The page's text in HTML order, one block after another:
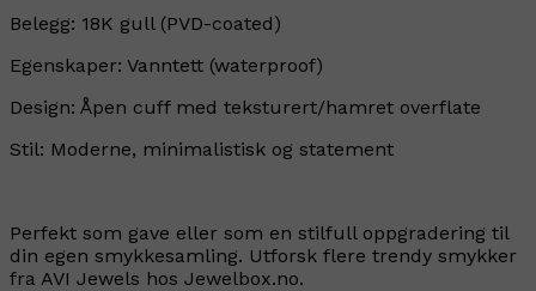
Belegg: 18K gull (PVD-coated)
Egenskaper: Vanntett (waterproof)
Design: Åpen cuff med teksturert/hamret overflate
Stil: Moderne, minimalistisk og statement
Perfekt som gave eller som en stilfull oppgradering til
din egen smykkesamling. Utforsk flere trendy smykker
fra AVI Jewels hos Jewelbox.no.